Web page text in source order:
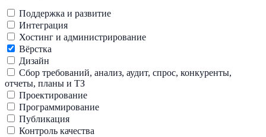
Поддержка и развитие
Интеграция
Хостинг и администрирование
Вёрстка
Дизайн
Сбор требований, анализ, аудит, спрос, конкуренты,
отчеты, планы и ТЗ
Проектирование
Программирование
Публикация
Контроль качества